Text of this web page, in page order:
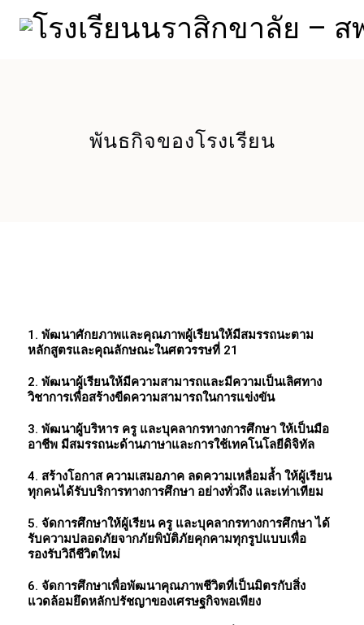
พันธกิจของโรงเรียน
1. พัฒนาศักยภาพและคุณภาพผู้เรียนให้มีสมรรถนะตาม
หลักสูตรและคุณลักษณะในศตวรรษที่ 21
2. พัฒนาผู้เรียนให้มีความสามารถและมีความเป็นเลิศทาง
วิชาการเพื่อสร้างขีดความสามารถในการแข่งขัน
3. พัฒนาผู้บริหาร ครู และบุคลากรทางการศึกษา ให้เป็นมือ
อาชีพ มีสมรรถนะด้านภาษาและการใช้เทคโนโลยีดิจิทัล
4. สร้างโอกาส ความเสมอภาค ลดความเหลื่อมล้ำ ให้ผู้เรียน
ทุกคนได้รับบริการทางการศึกษา อย่างทั่วถึง และเท่าเทียม
5. จัดการศึกษาให้ผู้เรียน ครู และบุคลากรทางการศึกษา ได้
รับความปลอดภัยจากภัยพิบัติภัยคุกคามทุกรูปแบบเพื่อ
รองรับวิถีชีวิตใหม่
6. จัดการศึกษาเพื่อพัฒนาคุณภาพชีวิตที่เป็นมิตรกับสิ่ง
แวดล้อมยึดหลักปรัชญาของเศรษฐกิจพอเพียง